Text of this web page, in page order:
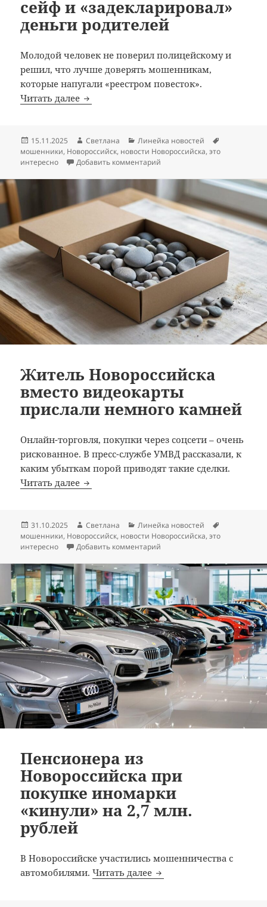
сейф и «задекларировал»
деньги родителей
Молодой человек не поверил полицейскому и
решил, что лучше доверять мошенникам,
которые напугали «реестром повесток».
Читать далее Новороссиец распилил сейф и
Опубликовано
15.11.2025 Автор
Светлана Рубрики
Линейка новостей
мошенники, Новороссийск, новости Новороссийска,это
интересно
Добавить комментарий
Житель Новороссийска
вместо видеокарты
прислали немного камней
Онлайн-торговля, покупки через соцсети – очень
рискованное. В пресс-службе УМВД рассказали, к
каким убыткам порой приводят такие сделки.
Читать далее Житель Новороссийска вместо
Опубликовано
31.10.2025 Автор
Светлана Рубрики
Линейка новостей
мошенники, Новороссийск, новости Новороссийска,это
интересно
Добавить комментарий
Пенсионера из
Новороссийска при
покупке иномарки
«кинули» на 2,7 млн.
рублей
В Новороссийске участились мошенничества с
автомобилями.Читать далее Пенсионера из